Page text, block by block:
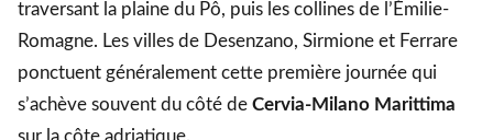
traversant la plaine du Pô, puis les collines de l’Émilie-
Romagne. Les villes de Desenzano, Sirmione et Ferrare
ponctuent généralement cette première journée qui
s’achève souvent du côté de Cervia-Milano Marittima